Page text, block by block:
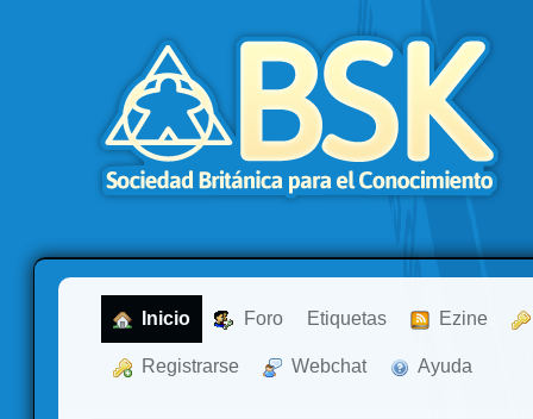
Inicio Foro Etiquetas Ezine
Registrarse Webchat Ayuda